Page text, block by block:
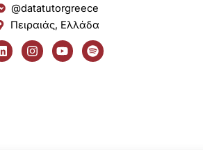
@datatutorgreece
Πειραιάς, Ελλάδα
L
i
n
I
n
s
Y
o
u
S
p
o